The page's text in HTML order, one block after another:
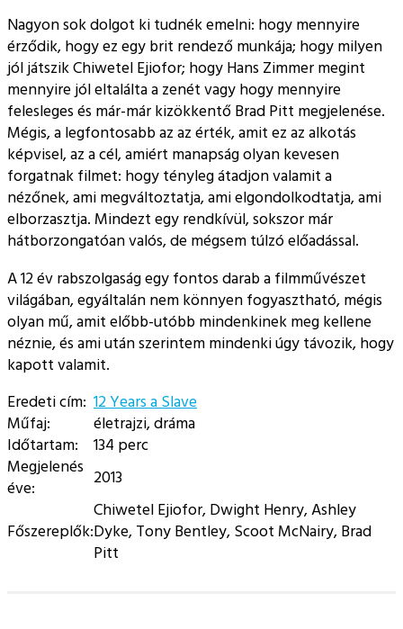
Nagyon sok dolgot ki tudnék emelni: hogy mennyire
érződik, hogy ez egy brit rendező munkája; hogy milyen
jól játszik Chiwetel Ejiofor; hogy Hans Zimmer megint
mennyire jól eltalálta a zenét vagy hogy mennyire
felesleges és már-már kizökkentő Brad Pitt megjelenése.
Mégis, a legfontosabb az az érték, amit ez az alkotás
képvisel, az a cél, amiért manapság olyan kevesen
forgatnak filmet: hogy tényleg átadjon valamit a
nézőnek, ami megváltoztatja, ami elgondolkodtatja, ami
elborzasztja. Mindezt egy rendkívül, sokszor már
hátborzongatóan valós, de mégsem túlzó előadással.
A 12 év rabszolgaság egy fontos darab a filmművészet
világában, egyáltalán nem könnyen fogyasztható, mégis
olyan mű, amit előbb-utóbb mindenkinek meg kellene
néznie, és ami után szerintem mindenki úgy távozik, hogy
kapott valamit.
Eredeti cím: 12 Years a Slave
Műfaj:
életrajzi, dráma
Időtartam:
134 perc
Megjelenés
éve:
2013
Főszereplők:
Chiwetel Ejiofor, Dwight Henry, Ashley
Dyke, Tony Bentley, Scoot McNairy, Brad
Pitt